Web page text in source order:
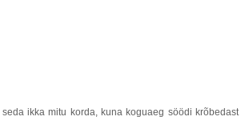
ikka mitu korda, kuna koguaeg söödi krõbedast